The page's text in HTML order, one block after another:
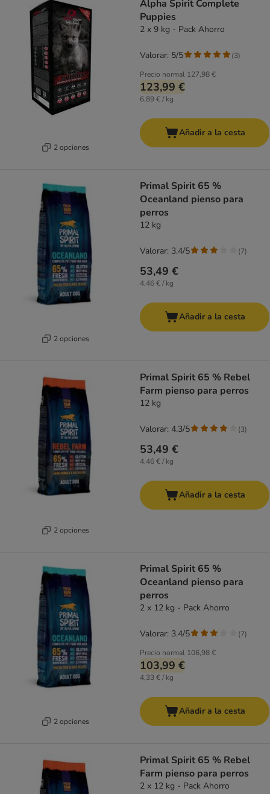
2 opciones
Alpha Spirit Complete
Puppies
2 x 9 kg - Pack Ahorro
Precio normal 127,98 €
123,99 €
6,89 € / kg
Valorar: 5/5 (3)
Añadir a la cesta
2 opciones
Primal Spirit 65 %
Oceanland pienso para
perros
12 kg
53,49 €
4,46 € / kg
Valorar: 3.4/5 (7)
Añadir a la cesta
2 opciones
Primal Spirit 65 % Rebel
Farm pienso para perros
12 kg
53,49 €
4,46 € / kg
Valorar: 4.3/5 (3)
Añadir a la cesta
2 opciones
Primal Spirit 65 %
Oceanland pienso para
perros
2 x 12 kg - Pack Ahorro
Precio normal 106,98 €
103,99 €
4,33 € / kg
Valorar: 3.4/5 (7)
Añadir a la cesta
Primal Spirit 65 % Rebel
Farm pienso para perros
2 x 12 kg - Pack Ahorro